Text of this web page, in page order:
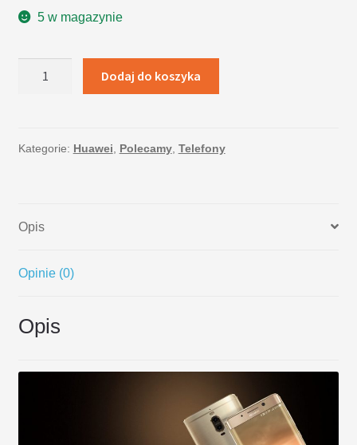
5 w magazynie
PRO
srebrny
Dodaj do koszyka
Kategorie: Huawei Polecamy, Telefony
Opis
Opinie (0)
Opis